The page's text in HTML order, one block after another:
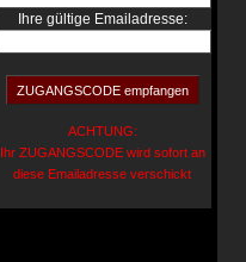
Ihre gültige Emailadresse:
ACHTUNG:
Ihr ZUGANGSCODE wird sofort an
diese Emailadresse verschickt